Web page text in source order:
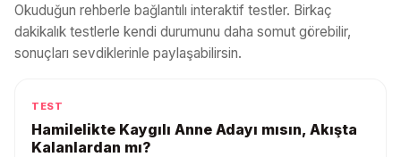
Okuduğun rehberle bağlantılı interaktif testler. Birkaç
dakikalık testlerle kendi durumunu daha somut görebilir,
sonuçları sevdiklerinle paylaşabilirsin.
TEST
Hamilelikte Kaygılı Anne Adayı mısın, Akışta
Kalanlardan mı?